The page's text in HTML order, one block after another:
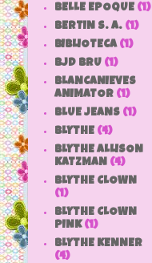
BELLE EPOQUE (1)
BERTIN S. A. (1)
BIBLIOTECA (1)
BJD BRU (1)
BLANCANIEVES
ANIMATOR (1)
BLUE JEANS (1)
BLYTHE (4)
BLYTHE ALLISON
KATZMAN (4)
BLYTHE CLOWN
(1)
BLYTHE CLOWN
PINK (1)
BLYTHE KENNER
(4)